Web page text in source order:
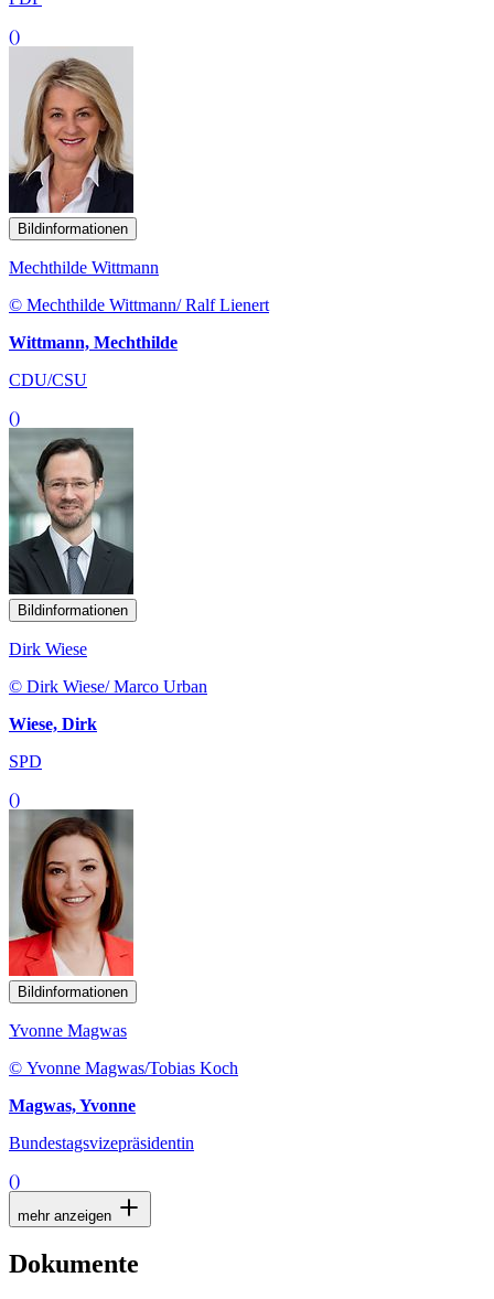
()
Bildinformationen
Mechthilde Wittmann
© Mechthilde Wittmann/ Ralf Lienert
Wittmann, Mechthilde
CDU/CSU
()
Bildinformationen
Dirk Wiese
© Dirk Wiese/ Marco Urban
Wiese, Dirk
SPD
()
Bildinformationen
Yvonne Magwas
© Yvonne Magwas/Tobias Koch
Magwas, Yvonne
Bundestagsvizepräsidentin
()
mehr anzeigen
Dokumente